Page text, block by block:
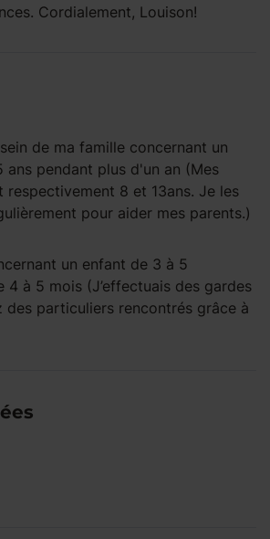
Cordialement, Louison!
de ma famille concernant un
ans pendant plus d'un an (Mes
respectivement 8 et 13ans. Je les
pour aider mes parents.)
un enfant de 3 à 5
4 à 5 mois (J’effectuais des gardes
des particuliers rencontrés grâce à